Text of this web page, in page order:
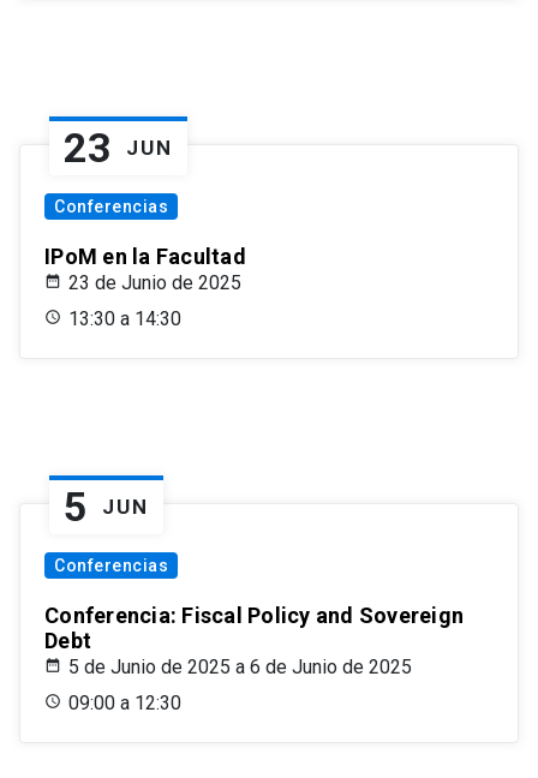
23 JUN
Conferencias
IPoM en la Facultad
23 de Junio de 2025
13:30 a 14:30
5 JUN
Conferencias
Conferencia: Fiscal Policy and Sovereign
Debt
5 de Junio de 2025 a 6 de Junio de 2025
09:00 a 12:30